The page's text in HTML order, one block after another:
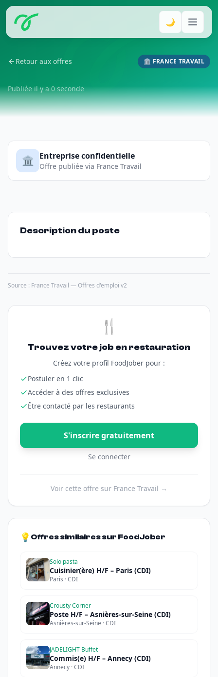
🌙
Retour aux offres 🏛️ FRANCE TRAVAIL
Publiée il y a 0 seconde
🏛️ Entreprise confidentielle
Offre publiée via France Travail
Description du poste
Source : France Travail — Offres d'emploi v2
🍴
Trouvez votre job en restauration
Créez votre profil FoodJober pour :
Postuler en 1 clic
Accéder à des offres exclusives
Être contacté par les restaurants
S'inscrire gratuitement
Se connecter
Voir cette offre sur France Travail →
💡 Offres similaires sur FoodJober
Solo pasta
Cuisinier(ère) H/F – Paris (CDI)
Paris · CDI
Crousty Corner
Poste H/F – Asnières-sur-Seine (CDI)
Asnières-sur-Seine · CDI
JADELIGHT Buffet
Commis(e) H/F – Annecy (CDI)
Annecy · CDI